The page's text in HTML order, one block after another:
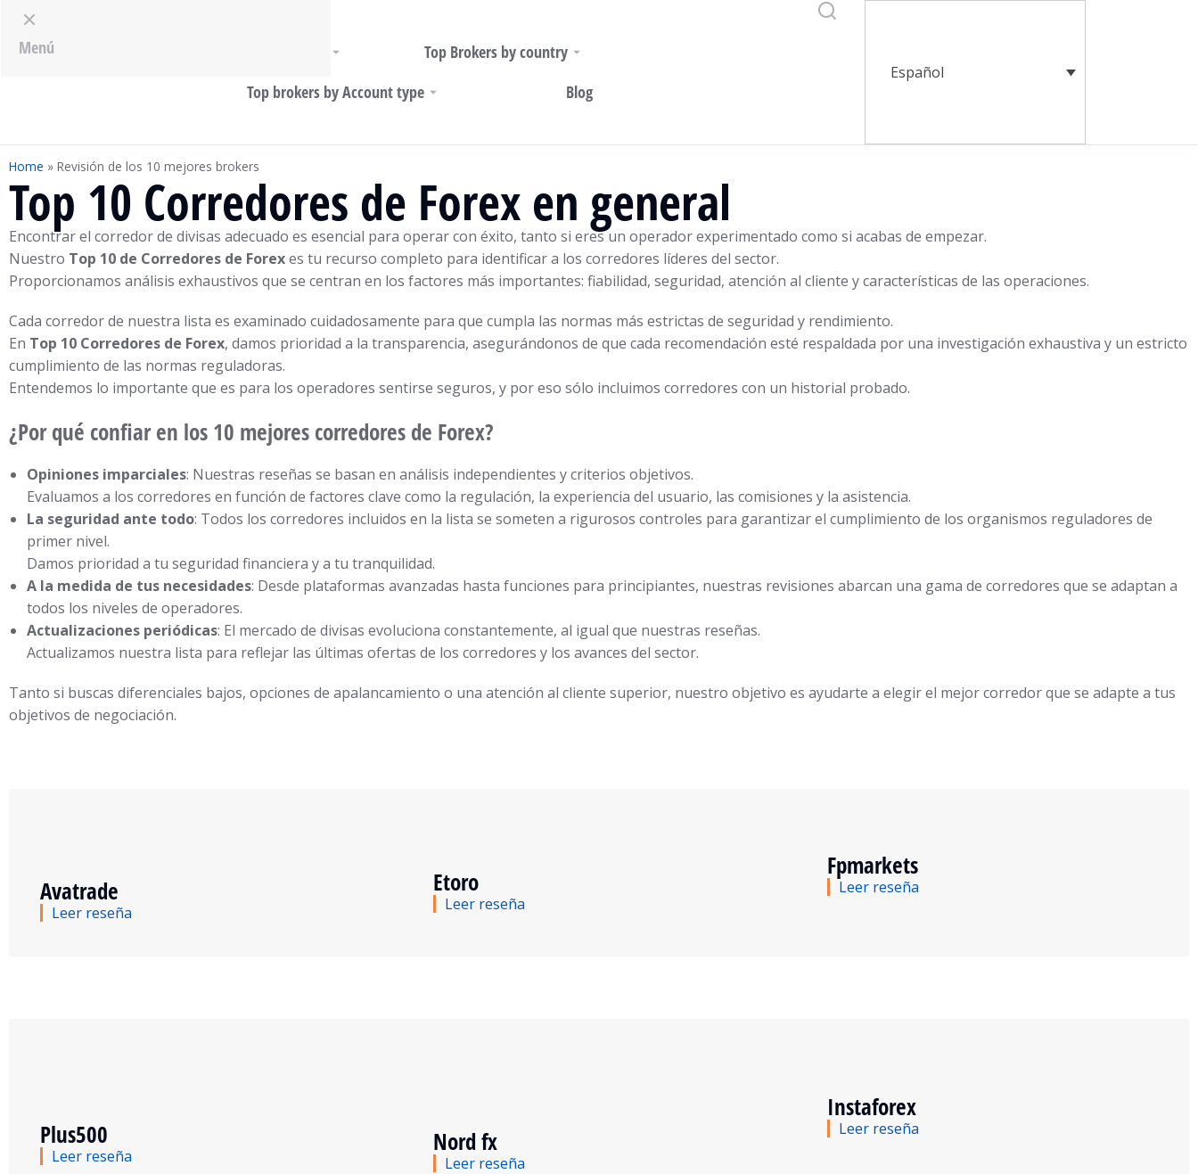
Top Brokers by country
Top brokers by Account type
Blog
Español
Home » Revisión de los 10 mejores brokers
Top 10 Corredores de Forex en general
Encontrar el corredor de divisas adecuado es esencial para operar con éxito, tanto si eres un operador experimentado como si acabas de empezar.
Nuestro Top 10 de Corredores de Forexes tu recurso completo para identificar a los corredores líderes del sector.
Proporcionamos análisis exhaustivos que se centran en los factores más importantes: fiabilidad, seguridad, atención al cliente y características de las operaciones.
Cada corredor de nuestra lista es examinado cuidadosamente para que cumpla las normas más estrictas de seguridad y rendimiento.
En Top 10 Corredores de Forex, damos prioridad a la transparencia, asegurándonos de que cada recomendación esté respaldada por una investigación exhaustiva y un estricto
cumplimiento de las normas reguladoras.
Entendemos lo importante que es para los operadores sentirse seguros, y por eso sólo incluimos corredores con un historial probado.
¿Por qué confiar en los 10 mejores corredores de Forex?
Opiniones imparciales: Nuestras reseñas se basan en análisis independientes y criterios objetivos.
Evaluamos a los corredores en función de factores clave como la regulación, la experiencia del usuario, las comisiones y la asistencia.
La seguridad ante todo: Todos los corredores incluidos en la lista se someten a rigurosos controles para garantizar el cumplimiento de los organismos reguladores de
primer nivel.
Damos prioridad a tu seguridad financiera y a tu tranquilidad.
A la medida de tus necesidades: Desde plataformas avanzadas hasta funciones para principiantes, nuestras revisiones abarcan una gama de corredores que se adaptan a
todos los niveles de operadores.
Actualizaciones periódicas: El mercado de divisas evoluciona constantemente, al igual que nuestras reseñas.
Actualizamos nuestra lista para reflejar las últimas ofertas de los corredores y los avances del sector.
Tanto si buscas diferenciales bajos, opciones de apalancamiento o una atención al cliente superior, nuestro objetivo es ayudarte a elegir el mejor corredor que se adapte a tus
objetivos de negociación.
Avatrade
Leer reseña
Etoro
Leer reseña
Fpmarkets
Leer reseña
Plus500
Leer reseña Nord fx
Leer reseña
Instaforex
Leer reseña
Menu
Menú